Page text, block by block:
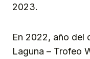
2023.
En 2022, año del
Laguna – Trofeo